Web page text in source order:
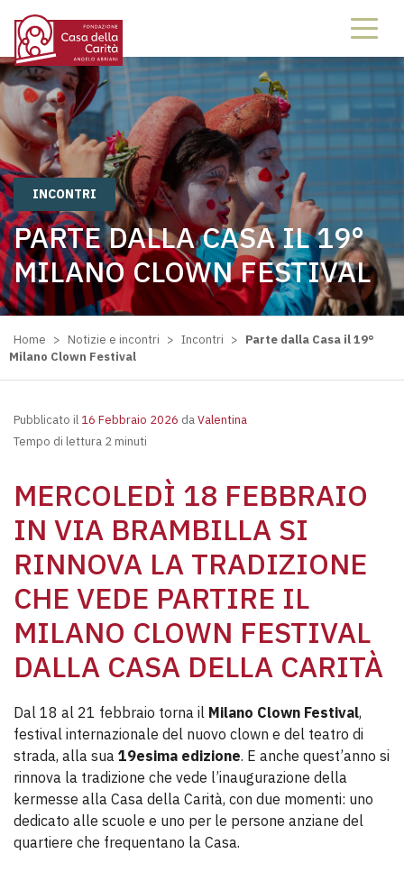
INCONTRI
PARTE DALLA CASA IL 19°
MILANO CLOWN FESTIVAL
Home > Notizie e incontri > Incontri > Parte dalla Casa il 19°
Milano Clown Festival
Pubblicato il 16 Febbraio 2026 daValentina
Tempo di lettura 2 minuti
MERCOLEDÌ 18 FEBBRAIO
IN VIA BRAMBILLA SI
RINNOVA LA TRADIZIONE
CHE VEDE PARTIRE IL
MILANO CLOWN FESTIVAL
DALLA CASA DELLA CARITÀ
Dal 18 al 21 febbraio torna il Milano Clown Festival,
festival internazionale del nuovo clown e del teatro di
strada, alla sua 19esima edizione. E anche quest’anno si
rinnova la tradizione che vede l’inaugurazione della
kermesse alla Casa della Carità, con due momenti: uno
dedicato alle scuole e uno per le persone anziane del
quartiere che frequentano la Casa.